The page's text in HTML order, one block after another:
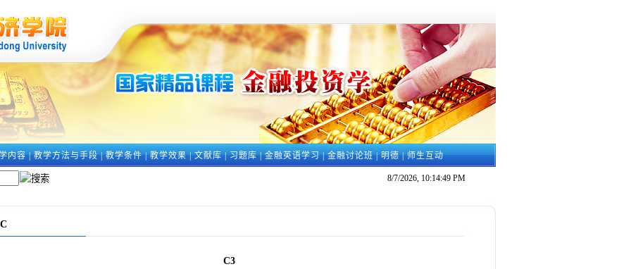
内容|教学方法与手段|教学条件|教学效果|文献库|习题库|金融英语学习|金融讨论班|明德|师生互动
8/7/2026, 10:14:50 PM
C
C3